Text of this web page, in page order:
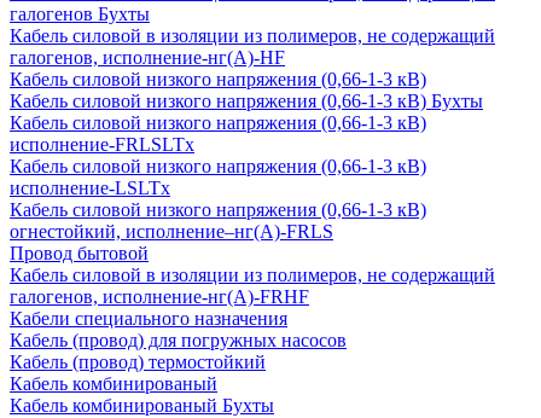
галогенов Бухты
Кабель силовой в изоляции из полимеров, не содержащий
галогенов, исполнение-нг(А)-HF
Кабель силовой низкого напряжения (0,66-1-3 кВ)
Кабель силовой низкого напряжения (0,66-1-3 кВ) Бухты
Кабель силовой низкого напряжения (0,66-1-3 кВ)
исполнение-FRLSLTx
Кабель силовой низкого напряжения (0,66-1-3 кВ)
исполнение-LSLTx
Кабель силовой низкого напряжения (0,66-1-3 кВ)
огнестойкий, исполнение–нг(А)-FRLS
Провод бытовой
Кабель силовой в изоляции из полимеров, не содержащий
галогенов, исполнение-нг(А)-FRHF
Кабели специального назначения
Кабель (провод) для погружных насосов
Кабель (провод) термостойкий
Кабель комбинированый
Кабель комбинированый Бухты